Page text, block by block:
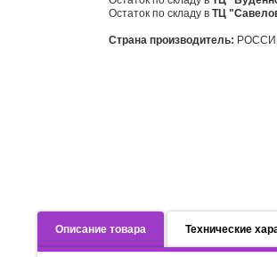
Остаток по складу в ТЦ
Страна производитель:
Описание товара Технические